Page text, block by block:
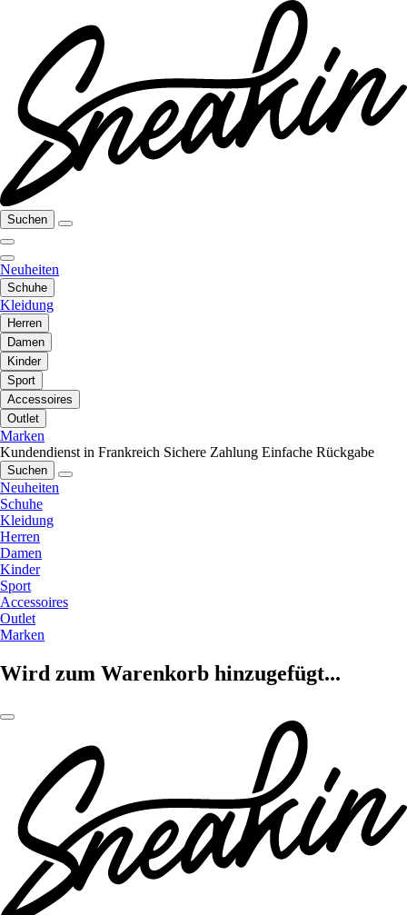
Suchen
Neuheiten
Schuhe
Kleidung
Herren
Damen
Kinder
Sport
Accessoires
Outlet
Marken
Kundendienst in Frankreich Sichere Zahlung Einfache Rückgabe
Suchen
Neuheiten
Schuhe
Kleidung
Herren
Damen
Kinder
Sport
Accessoires
Outlet
Marken
Wird zum Warenkorb hinzugefügt...